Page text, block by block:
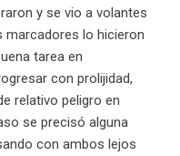
y se vio a volantes
marcadores lo hicieron
tarea en
con prolijidad,
relativo peligro en
se precisó alguna
con ambos lejos